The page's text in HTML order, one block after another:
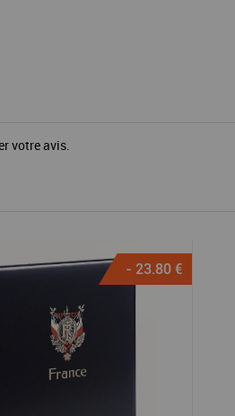
votre avis.
- 23.80 €